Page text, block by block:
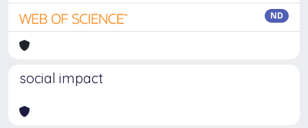
ND
social impact